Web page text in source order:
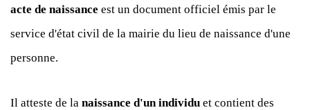
acte de naissance est un document officiel émis par le
service d'état civil de la mairie du lieu de naissance d'une
personne.
Il atteste de la naissance d'un individu et contient des